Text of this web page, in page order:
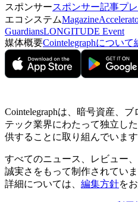
スポンサースポンサー記事プ
エコシステムMagazine
GuardiansLONGITUDE Event
媒体概要Cointelegraphについて
Cointelegraphは、暗号資産、
テック業界にわたって独立し
供することに取り組んでいます
すべてのニュース、レビュー
誠実さをもって制作されてい
詳細については、 編集方針を